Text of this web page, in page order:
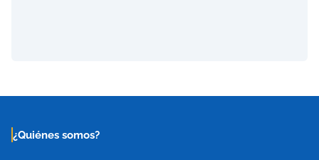
¿Quiénes somos?